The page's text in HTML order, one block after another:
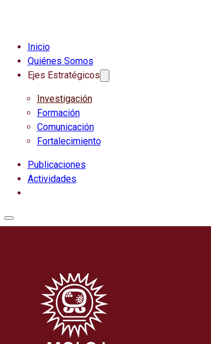
Inicio
Quiénes Somos
Ejes Estratégicos
Investigación
Formación
Comunicación
Fortalecimiento
Publicaciones
Actividades